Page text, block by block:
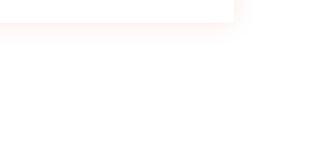
Pasqua.